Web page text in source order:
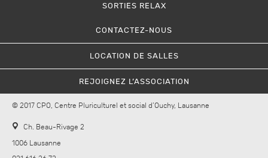
SORTIES RELAX
CONTACTEZ-NOUS
LOCATION DE SALLES
REJOIGNEZ L’ASSOCIATION
© 2017 CPO, Centre Pluriculturel et social d’Ouchy, Lausanne
Ch. Beau-Rivage 2
1006 Lausanne